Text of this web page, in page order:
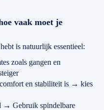
vaak moet je
is natuurlijk essentieel:
zoals gangen en
en stabiliteit is → kies
→ Gebruik spindelbare